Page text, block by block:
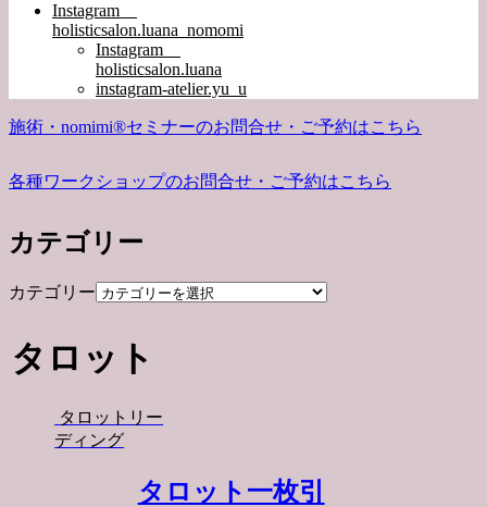
Instagram
holisticsalon.luana_nomomi
Instagram
holisticsalon.luana
instagram-atelier.yu_u
施術・nomimi®︎セミナーのお問合せ・ご予約はこちら
各種ワークショップのお問合せ・ご予約はこちら
カテゴリー
カテゴリー
タロット
タロットリー
ディング
タロット一枚引